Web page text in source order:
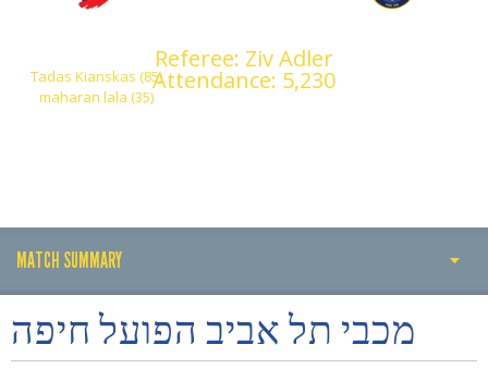
Tadas Kianskas (85)
maharan lala (35)
Referee: Ziv Adler
Attendance: 5,230
MATCH SUMMARY
PLAY BY PLAY
MATCH SUMMARY
מכבי תל אביב הפועל חיפה